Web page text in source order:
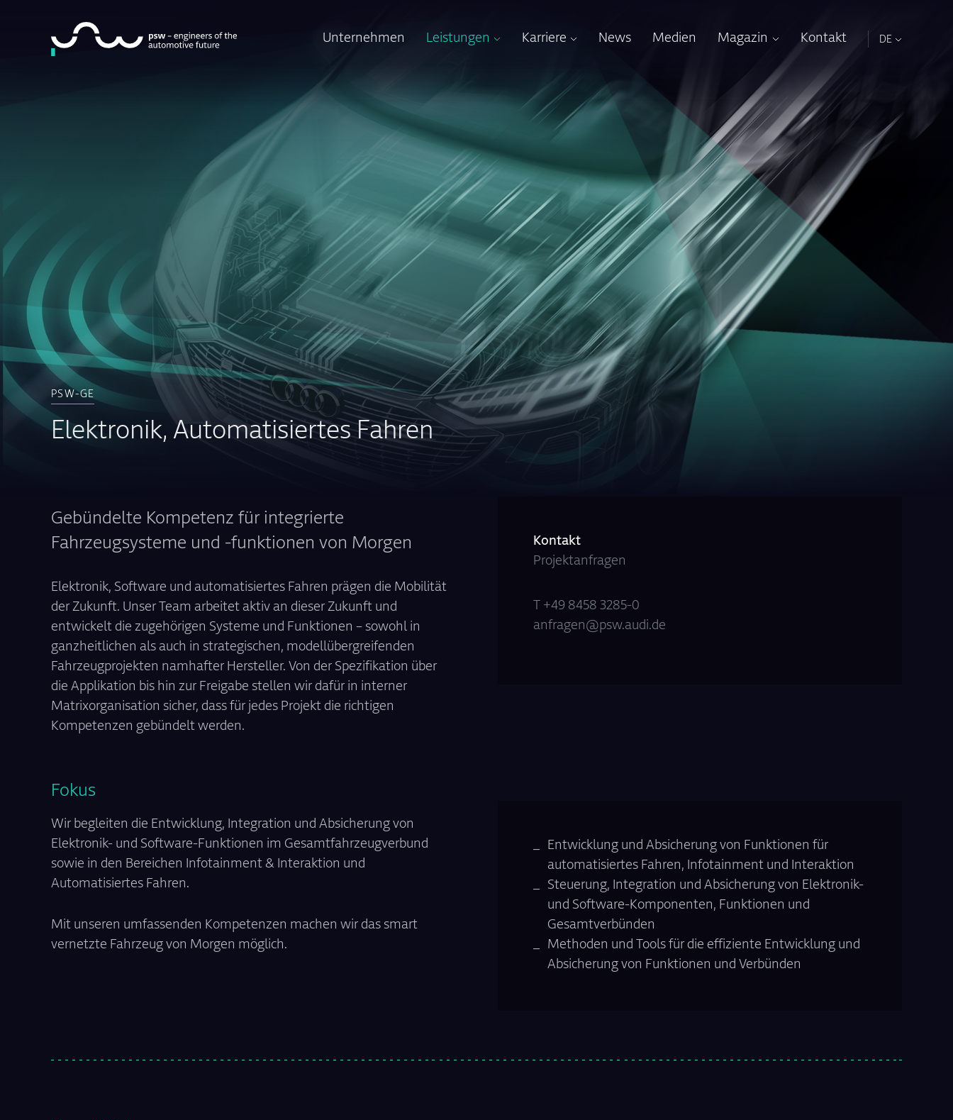
Unternehmen Leistungen Karriere
Karriere
Dein Team
News Medien Magazin
Übersicht
2023 / Vereint durch Vielfalt
2021 / Mit voller Spannung voraus
2019 / Integrierte
Mobilitätstechnologien
2018 / Aufbruch in die Mobilität der
Zukunft
Kontakt DE
PSW-GE
Elektronik, Automatisiertes Fahren
Gebündelte Kompetenz für integrierte
Fahrzeugsysteme und -funktionen von Morgen
Elektronik, Software und automatisiertes Fahren prägen die Mobilität
der Zukunft. Unser Team arbeitet aktiv an dieser Zukunft und
entwickelt die zugehörigen Systeme und Funktionen – sowohl in
ganzheitlichen als auch in strategischen, modellübergreifenden
Fahrzeugprojekten namhafter Hersteller. Von der Spezifikation über
die Applikation bis hin zur Freigabe stellen wir dafür in interner
Matrixorganisation sicher, dass für jedes Projekt die richtigen
Kompetenzen gebündelt werden.
Kontakt
Projektanfragen
T +49 8458 3285-0
anfragen@psw.audi.de
Fokus
Wir begleiten die Entwicklung, Integration und Absicherung von
Elektronik- und Software-Funktionen im Gesamtfahrzeugverbund
sowie in den Bereichen Infotainment & Interaktion und
Automatisiertes Fahren.
Mit unseren umfassenden Kompetenzen machen wir das smart
vernetzte Fahrzeug von Morgen möglich.
Entwicklung und Absicherung von Funktionen für
automatisiertes Fahren, Infotainment und Interaktion
Steuerung, Integration und Absicherung von Elektronik-
und Software-Komponenten, Funktionen und
Gesamtverbünden
Methoden und Tools für die effiziente Entwicklung und
Absicherung von Funktionen und Verbünden